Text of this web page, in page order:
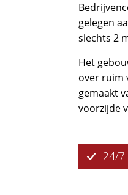
gelegen
slechts 2
Het
over ruim
gemaakt
voorzijde
24/7